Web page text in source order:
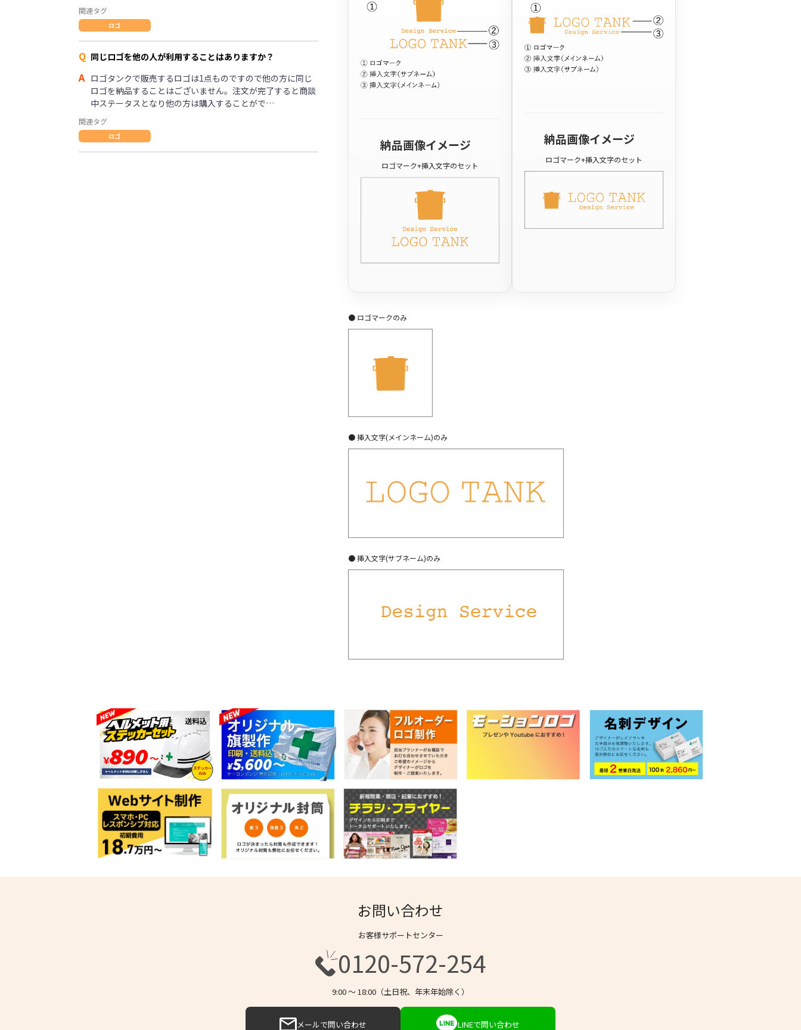
関連タグ
ロゴ
Q 同じロゴを他の人が利用することはありますか？
A ロゴタンクで販売するロゴは1点ものですので他の方に同じ
ロゴを納品することはございません。注文が完了すると商談
中ステータスとなり他の方は購入することがで…
関連タグ
ロゴ
納品画像イメージ
ロゴマーク+挿入文字のセット
納品画像イメージ
ロゴマーク+挿入文字のセット
● ロゴマークのみ
● 挿入文字(メインネーム)のみ
● 挿入文字(サブネーム)のみ
お問い合わせ
お客様サポートセンター
0120-572-254
9:00 〜 18:00（土日祝、年末年始除く）
メールで問い合わせ LINEで問い合わせ